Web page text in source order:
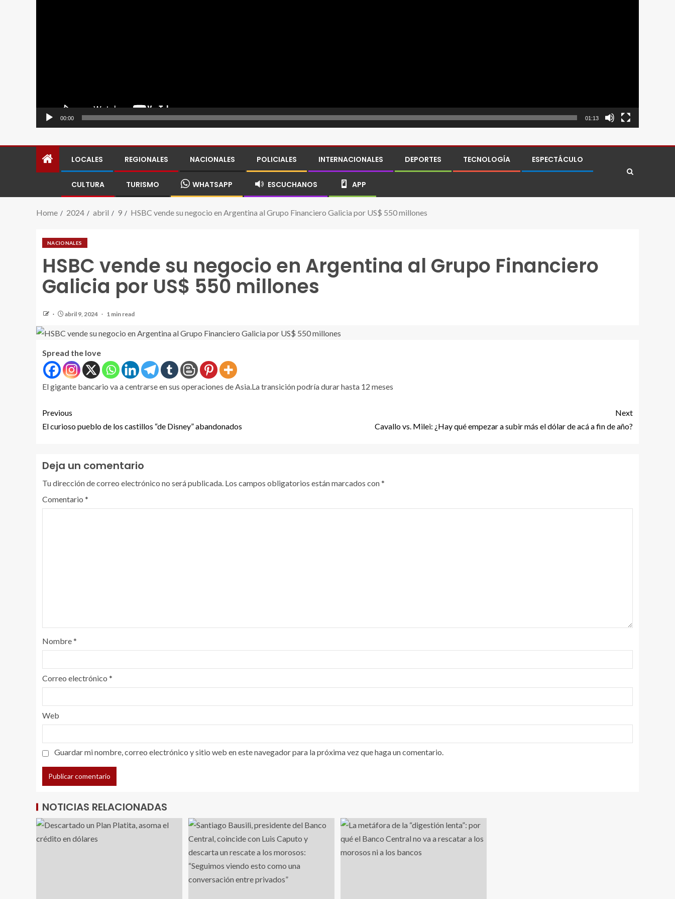
00:00 01:13
LOCALES REGIONALES NACIONALES POLICIALES INTERNACIONALES DEPORTES TECNOLOGÍA ESPECTÁCULO
CULTURA TURISMO WHATSAPP ESCUCHANOS APP
Home 2024 abril 9 HSBC vende su negocio en Argentina al Grupo Financiero Galicia por US$ 550 millones
NACIONALES
HSBC vende su negocio en Argentina al Grupo Financiero
Galicia por US$ 550 millones
abril 9, 2024 1 min read
Spread the love
El gigante bancario va a centrarse en sus operaciones de Asia.La transición podría durar hasta 12 meses
Previous
El curioso pueblo de los castillos “de Disney” abandonados
Next
Cavallo vs. Milei: ¿Hay qué empezar a subir más el dólar de acá a fin de año?
Deja un comentario
Tu dirección de correo electrónico no será publicada. Los campos obligatorios están marcados con*
Comentario *
Nombre*
Correo electrónico *
Web
Guardar mi nombre, correo electrónico y sitio web en este navegador para la próxima vez que haga un comentario.
NOTICIAS RELACIONADAS